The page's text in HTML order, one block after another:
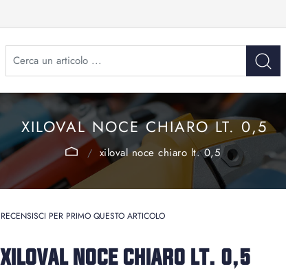
XILOVAL NOCE CHIARO LT. 0,5
xiloval noce chiaro lt. 0,5
RECENSISCI PER PRIMO QUESTO ARTICOLO
XILOVAL NOCE CHIARO LT. 0,5